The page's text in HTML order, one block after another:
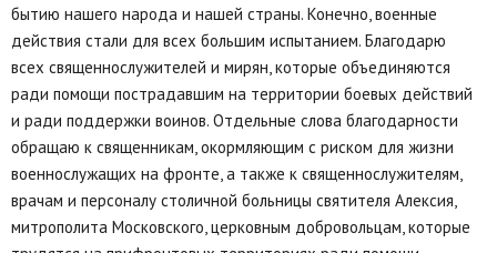
бытию нашего народа и нашей страны. Конечно, военные
действия стали для всех большим испытанием. Благодарю
всех священнослужителей и мирян, которые объединяются
ради помощи пострадавшим на территории боевых действий
и ради поддержки воинов. Отдельные слова благодарности
обращаю к священникам, окормляющим с риском для жизни
военнослужащих на фронте, а также к священнослужителям,
врачам и персоналу столичной больницы святителя Алексия,
митрополита Московского, церковным добровольцам, которые